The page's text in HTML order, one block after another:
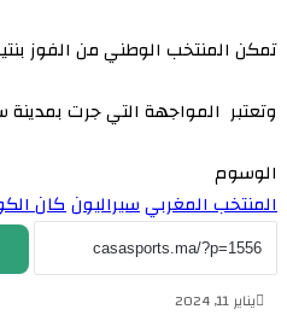
تمكن المنتخب الوطني من الفوز بنتيجة
وتعتبر المواجهة التي جرت بمدينة
الوسوم
المنتخب المغربيسيراليونكان
يناير 11, 2024